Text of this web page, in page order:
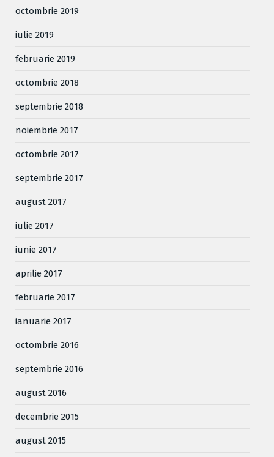
octombrie 2019
iulie 2019
februarie 2019
octombrie 2018
septembrie 2018
noiembrie 2017
octombrie 2017
septembrie 2017
august 2017
iulie 2017
iunie 2017
aprilie 2017
februarie 2017
ianuarie 2017
octombrie 2016
septembrie 2016
august 2016
decembrie 2015
august 2015